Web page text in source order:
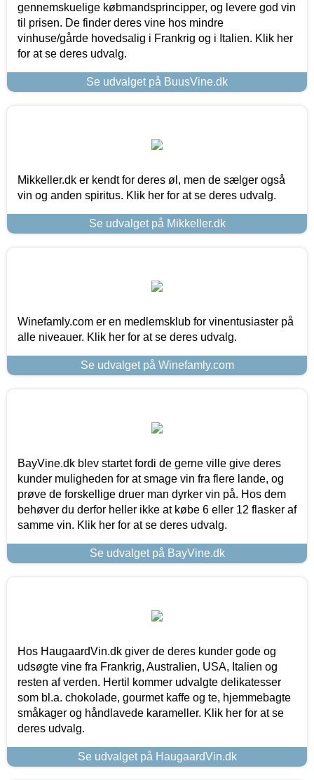
gennemskuelige købmandsprincipper, og levere god vin
til prisen. De finder deres vine hos mindre
vinhuse/gårde hovedsalig i Frankrig og i Italien. Klik her
for at se deres udvalg.
Se udvalget på BuusVine.dk
Mikkeller.dk er kendt for deres øl, men de sælger også
vin og anden spiritus. Klik her for at se deres udvalg.
Se udvalget på Mikkeller.dk
Winefamly.com er en medlemsklub for vinentusiaster på
alle niveauer. Klik her for at se deres udvalg.
Se udvalget på Winefamly.com
BayVine.dk blev startet fordi de gerne ville give deres
kunder muligheden for at smage vin fra flere lande, og
prøve de forskellige druer man dyrker vin på. Hos dem
behøver du derfor heller ikke at købe 6 eller 12 flasker af
samme vin. Klik her for at se deres udvalg.
Se udvalget på BayVine.dk
Hos HaugaardVin.dk giver de deres kunder gode og
udsøgte vine fra Frankrig, Australien, USA, Italien og
resten af verden. Hertil kommer udvalgte delikatesser
som bl.a. chokolade, gourmet kaffe og te, hjemmebagte
småkager og håndlavede karameller. Klik her for at se
deres udvalg.
Se udvalget på HaugaardVin.dk